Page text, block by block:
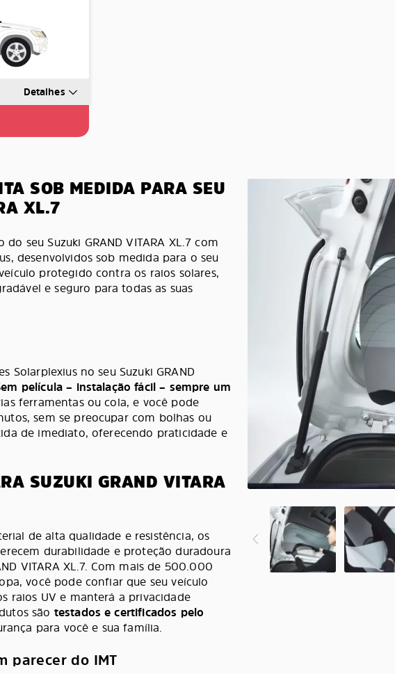
Detalhes
SOB MEDIDA PARA SEU
XL.7
seu Suzuki GRAND VITARA XL.7 com
desenvolvidos sob medida para o seu
protegido contra os raios solares,
e seguro para todas as suas
Solarplexius no seu Suzuki GRAND
película – instalação fácil – sempre um
ferramentas ou cola, e você pode
sem se preocupar com bolhas ou
de imediato, oferecendo praticidade e
SUZUKI GRAND VITARA
de alta qualidade e resistência, os
durabilidade e proteção duradoura
VITARA XL.7. Com mais de 500.000
você pode confiar que seu veículo
raios UV e manterá a privacidade
são testados e certificados pelo
para você e sua família.
parecer do IMT